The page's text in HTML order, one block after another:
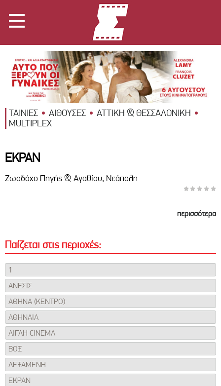
ΤΑΙΝΙΕΣ ΑΙΘΟΥΣΕΣ
ΑΤΤΙΚΗ & ΘΕΣΣΑΛΟΝΙΚΗ
MULTIPLEX
ΕΚΡΑΝ
Ζωοδόχο Πηγής & Αγαθίου, Νεάπολη
περισσότερα
Παίζεται στις περιοχές:
1
AΝΕΣΙΣ
ΑΘΗΝΑ (ΚΕΝΤΡΟ)
ΑΘΗΝΑΙΑ
ΑΙΓΛΗ CINEMA
ΒΟΞ
ΔΕΞΑΜΕΝΗ
ΕΚΡΑΝ